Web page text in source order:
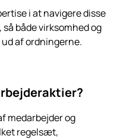
i at navigere disse
både virksomhed og
af ordningerne.
medarbejder og
regelsæt,